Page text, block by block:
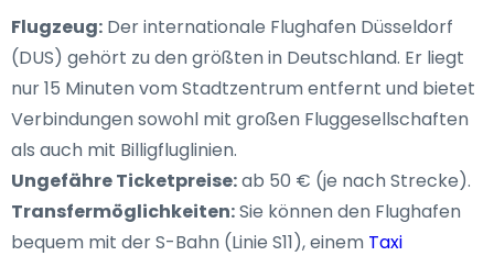
Flugzeug: Der internationale Flughafen Düsseldorf
(DUS) gehört zu den größten in Deutschland. Er liegt
nur 15 Minuten vom Stadtzentrum entfernt und bietet
Verbindungen sowohl mit großen Fluggesellschaften
als auch mit Billigfluglinien.
Ungefähre Ticketpreise:ab 50 € (je nach Strecke).
Transfermöglichkeiten:Sie können den Flughafen
bequem mit der S-Bahn (Linie S11), einem Taxi